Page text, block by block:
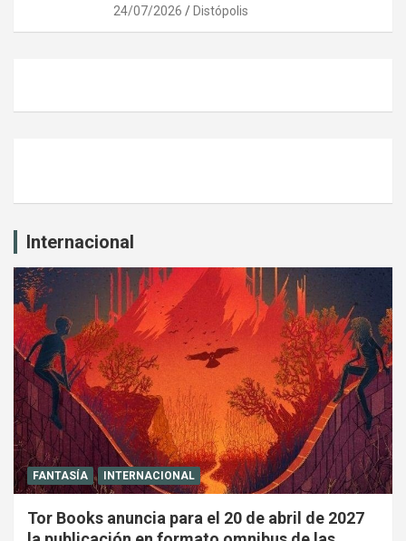
24/07/2026 Distópolis
Internacional
FANTASÍA INTERNACIONAL
Tor Books anuncia para el 20 de abril de 2027